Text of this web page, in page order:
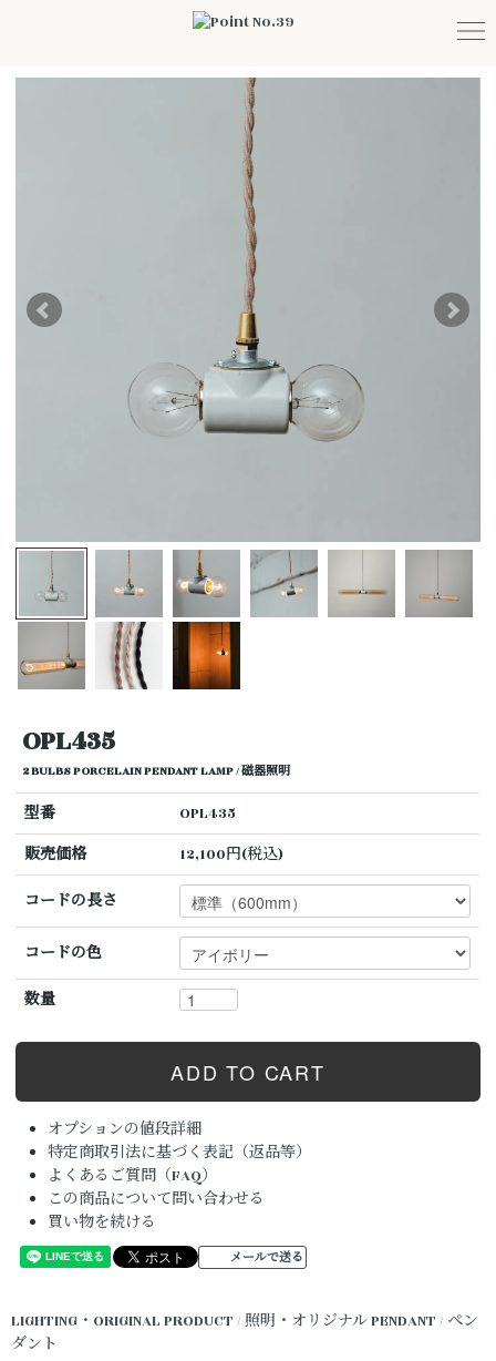
OPL435
2 BULBS PORCELAIN PENDANT LAMP / 磁器照明
型番
OPL435
販売価格
12,100円(税込)
コードの長さ
コードの色
数量
オプションの値段詳細
特定商取引法に基づく表記（返品等）
よくあるご質問（FAQ）
この商品について問い合わせる
買い物を続ける
メールで送る
LIGHTING・ORIGINAL PRODUCT / 照明・オリジナルPENDANT / ペン
ダント